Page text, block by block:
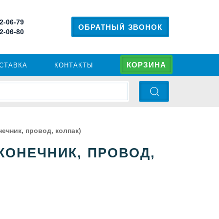
провод, колпак)
ПРОВОД,
06-79
06-80
ОБРАТНЫЙ ЗВОНОК
КОНТАКТЫ КОРЗИНА